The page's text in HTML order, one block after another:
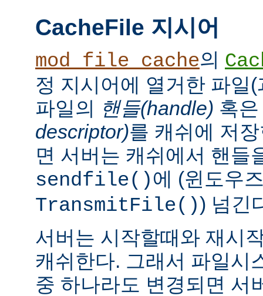
CacheFile 지시어
mod_file_cache의
정 지시어에 열거한 파일
파일의 핸들(handle) 혹
descriptor)를 캐쉬에 저
면 서버는 캐쉬에서 핸들
sendfile()에 (윈도우
TransmitFile()) 넘긴
서버는 시작할때와 재시
캐쉬한다. 그래서 파일시
중 하나라도 변경되면 서